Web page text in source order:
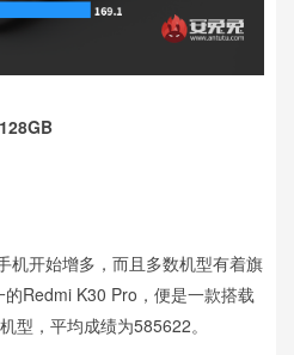
机开始增多，而且多数机型有着旗
Redmi K30 Pro，便是一款搭载
型，平均成绩为585622。